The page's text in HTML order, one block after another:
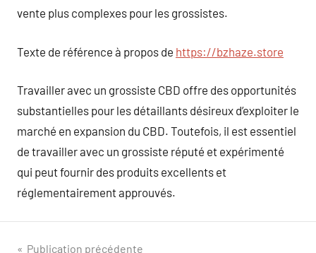
vente plus complexes pour les grossistes.
Texte de référence à propos de https://bzhaze.store
Travailler avec un grossiste CBD offre des opportunités
substantielles pour les détaillants désireux d’exploiter le
marché en expansion du CBD. Toutefois, il est essentiel
de travailler avec un grossiste réputé et expérimenté
qui peut fournir des produits excellents et
réglementairement approuvés.
Publication précédente